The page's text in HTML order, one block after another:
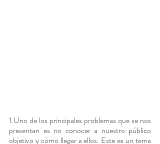
1.Uno de los principales problemas que se nos
presentan es no conocer a nuestro público
objetivo y cómo llegar a ellos. Este es un tema